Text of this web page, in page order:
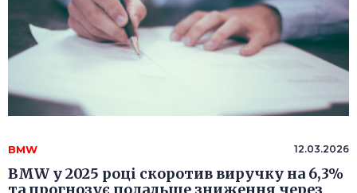
BMW 12.03.2026
BMW у 2025 році скоротив виручку на 6,3%